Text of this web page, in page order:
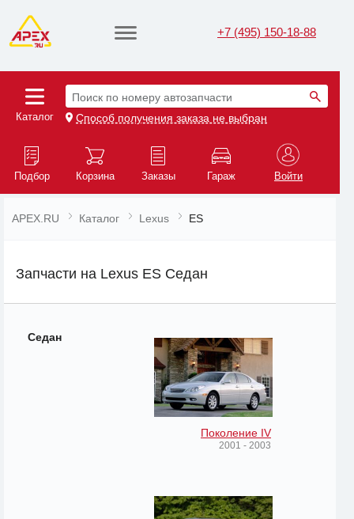
+7 (495) 150-18-88
Каталог
Поиск по номеру автозапчасти
Способ получения заказа не выбран
Подбор Корзина Заказы Гараж Войти
APEX.RU Каталог Lexus ES
Запчасти на Lexus ES Седан
Седан
Поколение IV
2001 - 2003